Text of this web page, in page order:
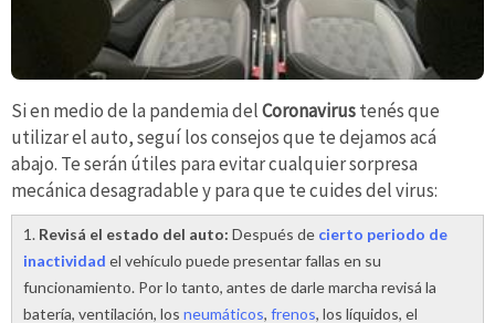
Si en medio de la pandemia delCoronavirustenés que
utilizar el auto, seguí los consejos que te dejamos acá
abajo. Te serán útiles para evitar cualquier sorpresa
mecánica desagradable y para que te cuides del virus:
1. Revisá el estado del auto: Después de cierto periodo de
inactividad el vehículo puede presentar fallas en su
funcionamiento. Por lo tanto, antes de darle marcha revisá la
batería, ventilación, los neumáticos, frenos, los líquidos, el